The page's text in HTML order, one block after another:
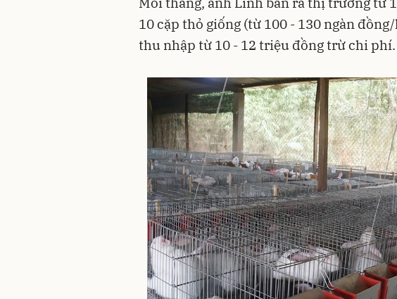
10 cặp thỏ giống (từ 100 - 130 ngàn
thu nhập từ 10 - 12 triệu đồng trừ chi phí.